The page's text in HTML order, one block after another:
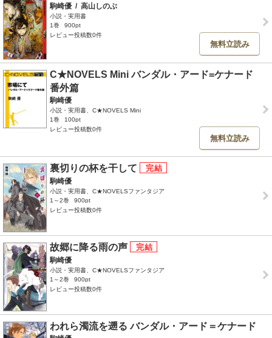
駒崎優 / 高山しのぶ
小説・実用書
1巻
900pt
レビュー投稿数0件
無料立読み
C★NOVELS Mini バンダル・アード=ケナード
番外篇
駒崎優
小説・実用書、C★NOVELS Mini
1巻
100pt
レビュー投稿数0件
無料立読み
裏切りの杯を干して
駒崎優
小説・実用書、C★NOVELSファンタジア
1～2巻
900pt
レビュー投稿数0件
故郷に降る雨の声
駒崎優
小説・実用書、C★NOVELSファンタジア
1～2巻
900pt
レビュー投稿数0件
われら濁流を遡る バンダル・アード＝ケナード